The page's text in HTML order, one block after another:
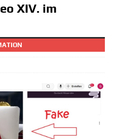
XIV. im